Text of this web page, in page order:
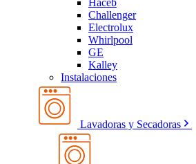
Haceb
Challenger
Electrolux
Whirlpool
GE
Kalley
Instalaciones
Lavadoras y Secadoras